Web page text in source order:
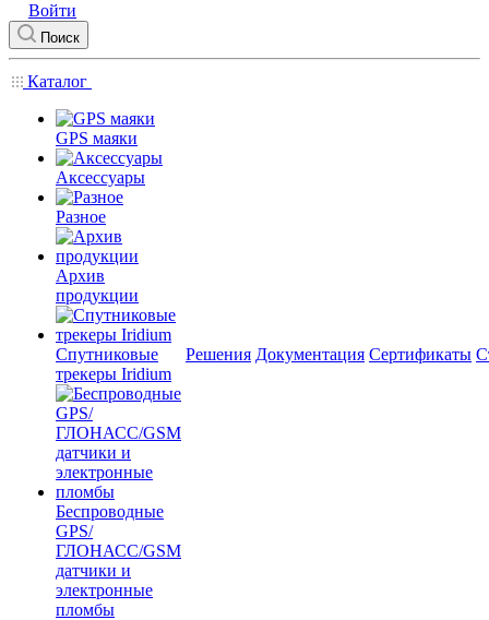
Войти
Поиск
Каталог
GPS маяки
Аксессуары
Разное
Архив
продукции
Спутниковые
трекеры Iridium
Беспроводные
GPS/
ГЛОНАСС/GSM
датчики и
электронные
пломбы
Решения Документация Сертификаты